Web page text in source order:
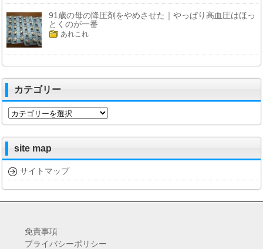
91歳の母の降圧剤をやめさせた｜やっぱり高血圧はほっ
とくのが一番
あれこれ
カテゴリー
カ
テ
リ
ー
site map
サイトマップ
免責事項
プライバシーポリシー